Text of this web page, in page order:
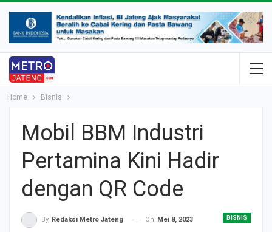
Home Bisnis
Mobil BBM Industri
Pertamina Kini Hadir
dengan QR Code
BISNIS
By Redaksi Metro Jateng On Mei 8, 2023